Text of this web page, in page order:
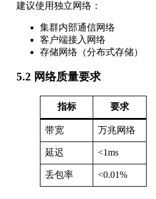
建议使用独立网络：
集群内部通信网络
客户端接入网络
存储网络（分布式存储）
5.2 网络质量要求
指标 要求
带宽 万兆网络
延迟 <1ms
丢包率 <0.01%